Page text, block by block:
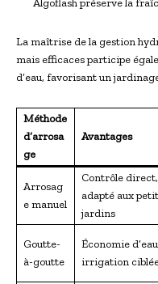
Algoflash préserve la
La maîtrise de la gestion
mais efficaces participe
d’eau, favorisant un
Méthode
d’arrosa
ge
Avantages
Arrosag
e manuel
Contrôle direct,
adapté aux
jardins
Goutte-
à-goutte
Économie
irrigation